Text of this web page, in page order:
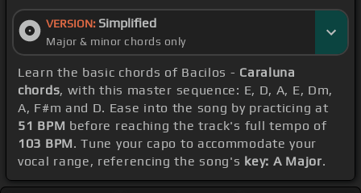
VERSION: Simplified
Major & minor chords only
Learn the basic chords of Bacilos - Caraluna
chords, with this master sequence: E, D, A, E, Dm,
A, F#m and D. Ease into the song by practicing at
51 BPM before reaching the track's full tempo of
103 BPM. Tune your capo to accommodate your
vocal range, referencing the song's key: A Major.